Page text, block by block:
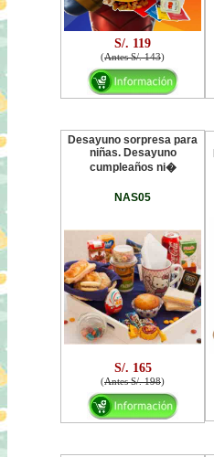
S/. 119
(Antes S/. 143)
Desayuno sorpresa para
niñas. Desayuno
cumpleaños ni�
NAS05
S/. 165
(Antes S/. 198)